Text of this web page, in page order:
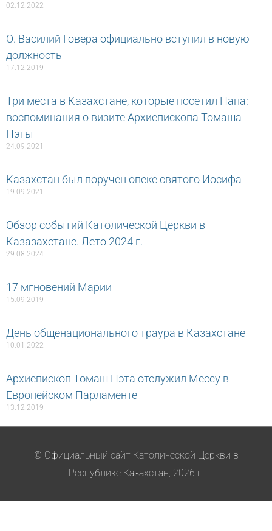
02.12.2022
О. Василий Говера официально вступил в новую
должность
17.12.2019
Три места в Казахстане, которые посетил Папа:
воспоминания о визите Архиепископа Томаша
Пэты
24.09.2021
Казахстан был поручен опеке святого Иосифа
19.09.2021
Обзор событий Католической Церкви в
Казазахстане. Лето 2024 г.
29.08.2024
17 мгновений Марии
15.09.2019
День общенационального траура в Казахстане
10.01.2022
Архиепископ Томаш Пэта отслужил Мессу в
Европейском Парламенте
13.12.2019
© Официальный сайт Католической Церкви в
Республике Казахстан, 2026 г.